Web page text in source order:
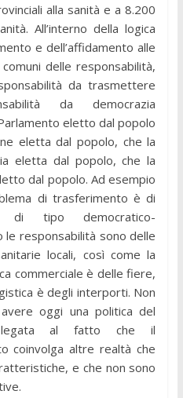
alla sanità e a 8.200
All’interno della logica
e dell’affidamento alle
delle responsabilità,
da trasmettere
da democrazia
eletto dal popolo
eletta dal popolo, che la
eletta dal popolo, che la
dal popolo. Ad esempio
di trasferimento è di
di tipo democratico-
responsabilità sono delle
locali, così come la
commerciale è delle fiere,
è degli interporti. Non
oggi una politica del
legata al fatto che il
coinvolga altre realtà che
e che non sono